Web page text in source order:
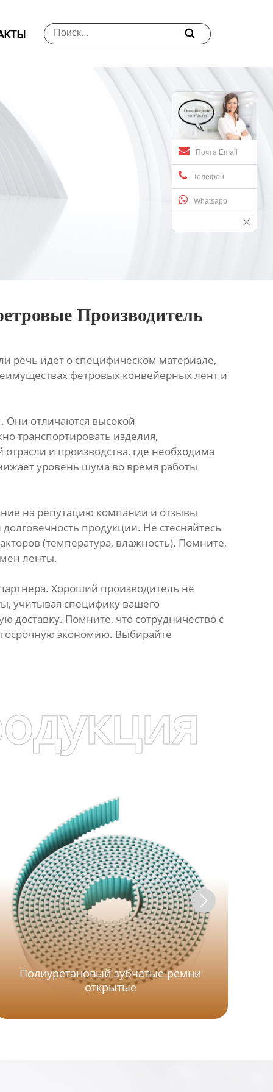

Почта Email
Телефон
Whatsapp
Производитель
речь идет о специфическом материале,
фетровых конвейерных лент и
отличаются высокой
транспортировать изделия,
и производства, где необходима
уровень шума во время работы
на репутацию компании и отзывы
продукции. Не стесняйтесь
(температура, влажность). Помните,
ленты.
Хороший производитель не
учитывая специфику вашего
Помните, что сотрудничество с
экономию. Выбирайте
Полиуретановый зубчатые ремни
открытые